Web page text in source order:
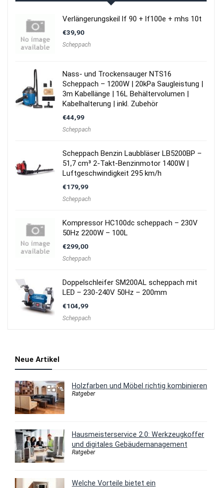
Verlängerungskeil lf 90 + lf100e + mhs 10t
€39,90
Scheppach
Nass- und Trockensauger NTS16
Scheppach – 1200W | 20kPa Saugleistung |
3m Kabellänge | 16L Behältervolumen |
Kabelhalterung | inkl. Zubehör
€44,99
Scheppach
Scheppach Benzin Laubbläser LB5200BP –
51,7 cm³ 2-Takt-Benzinmotor 1400W |
Luftgeschwindigkeit 295 km/h
€179,99
Scheppach
Kompressor HC100dc scheppach – 230V
50Hz 2200W – 100L
€299,00
Scheppach
Doppelschleifer SM200AL scheppach mit
LED – 230-240V 50Hz – 200mm
€104,99
Scheppach
Neue Artikel
Holzfarben und Möbel richtig kombinieren
Ratgeber
Hausmeisterservice 2.0: Werkzeugkoffer
und digitales Gebäudemanagement
Ratgeber
Welche Vorteile bietet ein